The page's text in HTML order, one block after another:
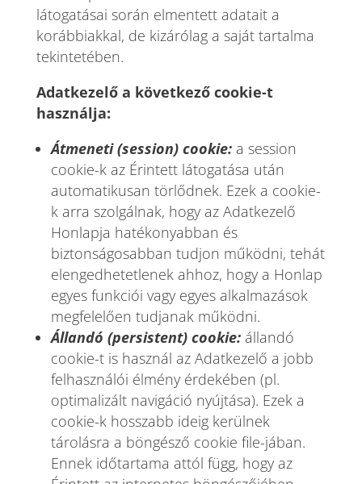
látogatásai során elmentett adatait a
korábbiakkal, de kizárólag a saját tartalma
tekintetében.
Adatkezelő a következő cookie-t
használja:
Átmeneti (session) cookie: a session
cookie-k az Érintett látogatása után
automatikusan törlődnek. Ezek a cookie-
k arra szolgálnak, hogy az Adatkezelő
Honlapja hatékonyabban és
biztonságosabban tudjon működni, tehát
elengedhetetlenek ahhoz, hogy a Honlap
egyes funkciói vagy egyes alkalmazások
megfelelően tudjanak működni.
Állandó (persistent) cookie: állandó
cookie-t is használ az Adatkezelő a jobb
felhasználói élmény érdekében (pl.
optimalizált navigáció nyújtása). Ezek a
cookie-k hosszabb ideig kerülnek
tárolásra a böngésző cookie file-jában.
Ennek időtartama attól függ, hogy az